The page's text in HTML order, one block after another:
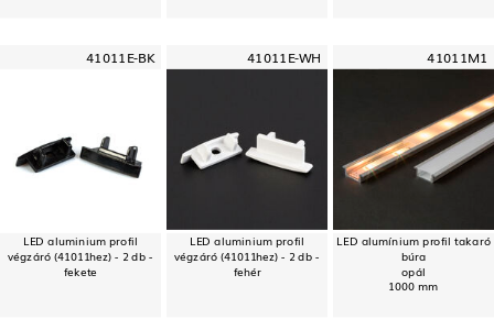
41011E-BK
LED aluminium profil
végzáró (41011hez) - 2 db -
fekete
41011E-WH
LED aluminium profil
végzáró (41011hez) - 2 db -
fehér
41011M1
LED alumínium profil takaró
búra
opál
1000 mm